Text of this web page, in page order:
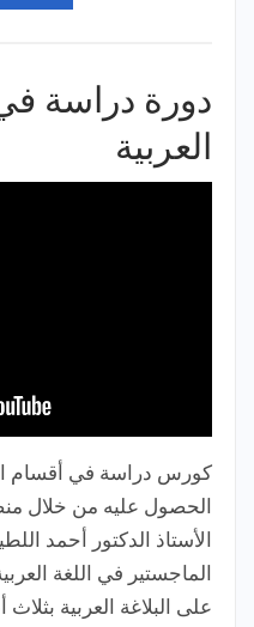
دورة دراسة
العربية
كورس دراسة في أقسام
الحصول عليه من خلال
الأستاذ الدكتور أحمد
الماجستير في اللغة
على البلاغة العربية